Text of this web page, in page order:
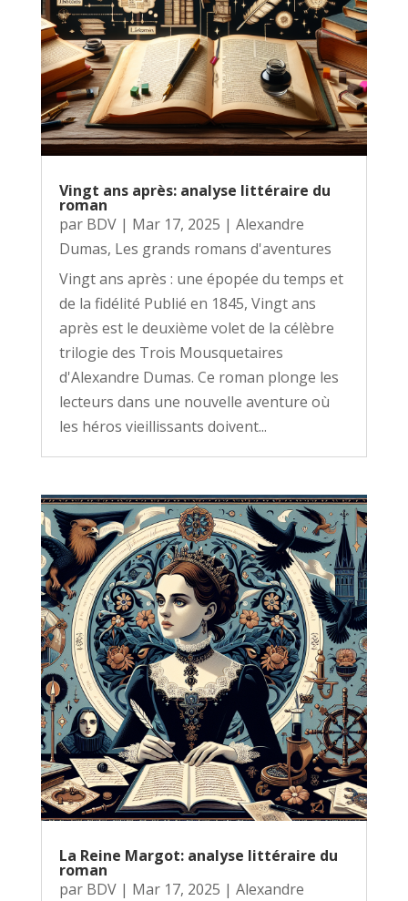
Vingt ans après: analyse littéraire du
roman
par BDV| Mar 17, 2025 | Alexandre
Dumas, Les grands romans d'aventures
Vingt ans après : une épopée du temps et
de la fidélité Publié en 1845, Vingt ans
après est le deuxième volet de la célèbre
trilogie des Trois Mousquetaires
d'Alexandre Dumas. Ce roman plonge les
lecteurs dans une nouvelle aventure où
les héros vieillissants doivent...
La Reine Margot: analyse littéraire du
roman
par BDV| Mar 17, 2025 | Alexandre